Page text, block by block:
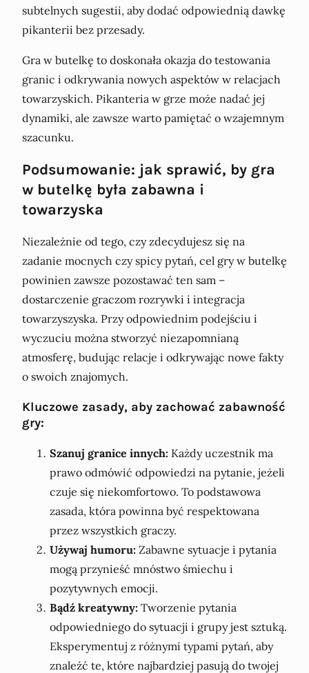
subtelnych sugestii, aby dodać odpowiednią dawkę
pikanterii bez przesady.
Gra w butelkę to doskonała okazja do testowania
granic i odkrywania nowych aspektów w relacjach
towarzyskich. Pikanteria w grze może nadać jej
dynamiki, ale zawsze warto pamiętać o wzajemnym
szacunku.
Podsumowanie: jak sprawić, by gra
w butelkę była zabawna i
towarzyska
Niezależnie od tego, czy zdecydujesz się na
zadanie mocnych czy spicy pytań, cel gry w butelkę
powinien zawsze pozostawać ten sam –
dostarczenie graczom rozrywki i integracja
towarzyszyska. Przy odpowiednim podejściu i
wyczuciu można stworzyć niezapomnianą
atmosferę, budując relacje i odkrywając nowe fakty
o swoich znajomych.
Kluczowe zasady, aby zachować zabawność
gry:
Szanuj granice innych: Każdy uczestnik ma
prawo odmówić odpowiedzi na pytanie, jeżeli
czuje się niekomfortowo. To podstawowa
zasada, która powinna być respektowana
przez wszystkich graczy.
Używaj humoru: Zabawne sytuacje i pytania
mogą przynieść mnóstwo śmiechu i
pozytywnych emocji.
Bądź kreatywny: Tworzenie pytania
odpowiedniego do sytuacji i grupy jest sztuką.
Eksperymentuj z różnymi typami pytań, aby
znaleźć te, które najbardziej pasują do twojej